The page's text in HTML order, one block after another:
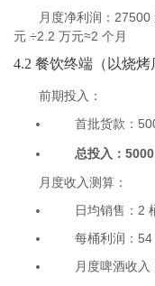
月度净利润：
元 ÷2.2 万元≈2 个月
4.2 餐饮终端（以烧烤
前期投入：
首批货款：
总投入：
月度收入测算：
日均销售：2
每桶利润：54
月度啤酒收